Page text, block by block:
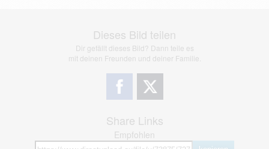
Dieses Bild teilen
Dir gefällt dieses Bild? Dann teile es
mit deinen Freunden und deiner Familie.
Share Links
Empfohlen